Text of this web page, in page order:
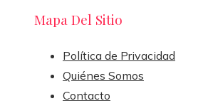
Mapa Del Sitio
Política de Privacidad
Quiénes Somos
Contacto